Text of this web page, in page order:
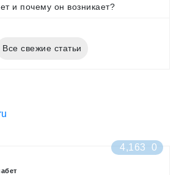
и почему он возникает?
Все свежие статьи
4,163
0